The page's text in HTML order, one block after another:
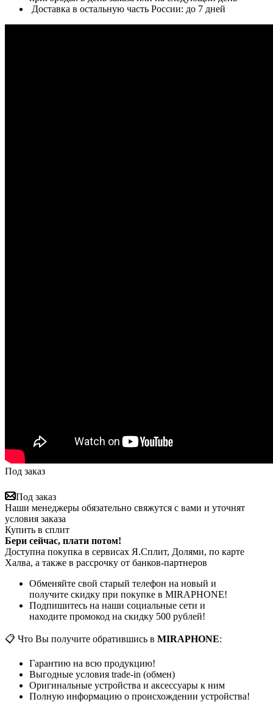
Доставка в остальную часть России: до 7 дней
Под заказ
Под заказ
Наши менеджеры обязательно свяжутся с вами и уточнят
условия заказа
Купить в сплит
Бери сейчас, плати потом!
Доступна покупка в сервисах Я.Сплит, Долями, по карте
Халва, а также в рассрочку от банков-партнеров
Обменяйте свой старый телефон на новый и
получите скидку при покупке в MIRAPHONE!
Подпишитесь на наши социальные сети и
находите промокод на скидку 500 рублей!
📋 Что Вы получите обратившись в MIRAPHONE:
Гарантию на всю продукцию!
Выгодные условия trade-in (обмен)
Оригинальные устройства и аксессуары к ним
Полную информацию о происхождении устройства!